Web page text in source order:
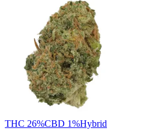
THC 26%CBD 1%Hybrid